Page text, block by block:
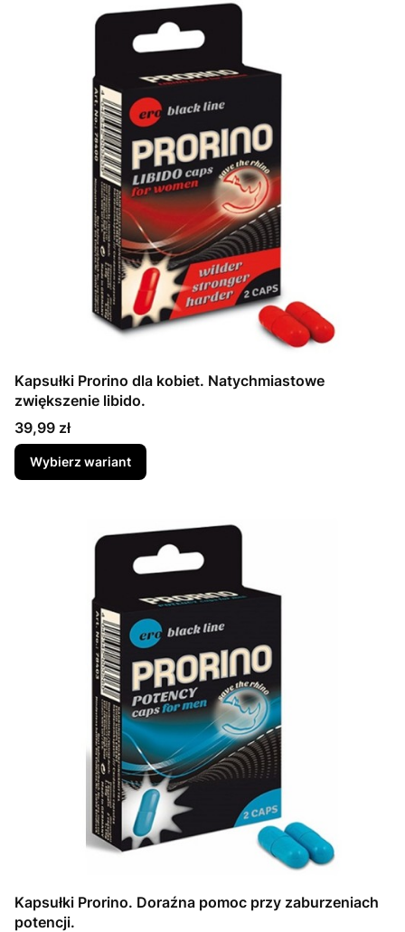
Kapsułki Prorino dla kobiet. Natychmiastowe
zwiększenie libido.
Cena
39,99 zł
Wybierz wariant
Kapsułki Prorino. Doraźna pomoc przy zaburzeniach
potencji.